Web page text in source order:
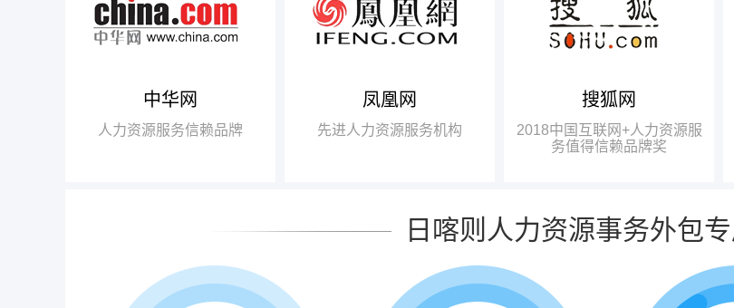
中华网
人力资源服务信赖品牌
【腾讯】“2018中国互联网
+行业领军企业奖”
【瑞方】“2018中国互联网
凤凰网
先进人力资源服务机构
龚晓鸥：成都有大量的高校、
研究机构，具备强大的智力基础，
完全有条件在政府的牵头下，打造
出更好的、四川本土的人力资源服
搜狐网
2018中国互联网+人力资源服
务值得信赖品牌奖
日喀则人力资源事务外包专